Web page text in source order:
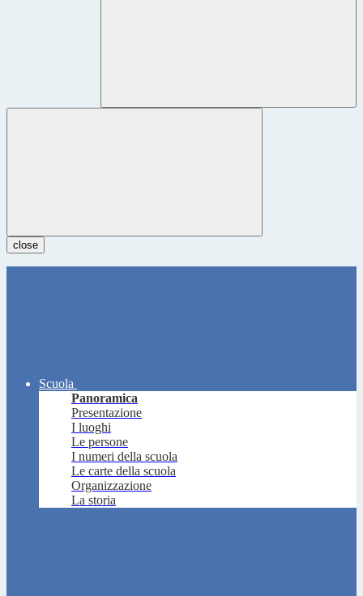
close
Scuola
Panoramica
Presentazione
I luoghi
Le persone
I numeri della scuola
Le carte della scuola
Organizzazione
La storia